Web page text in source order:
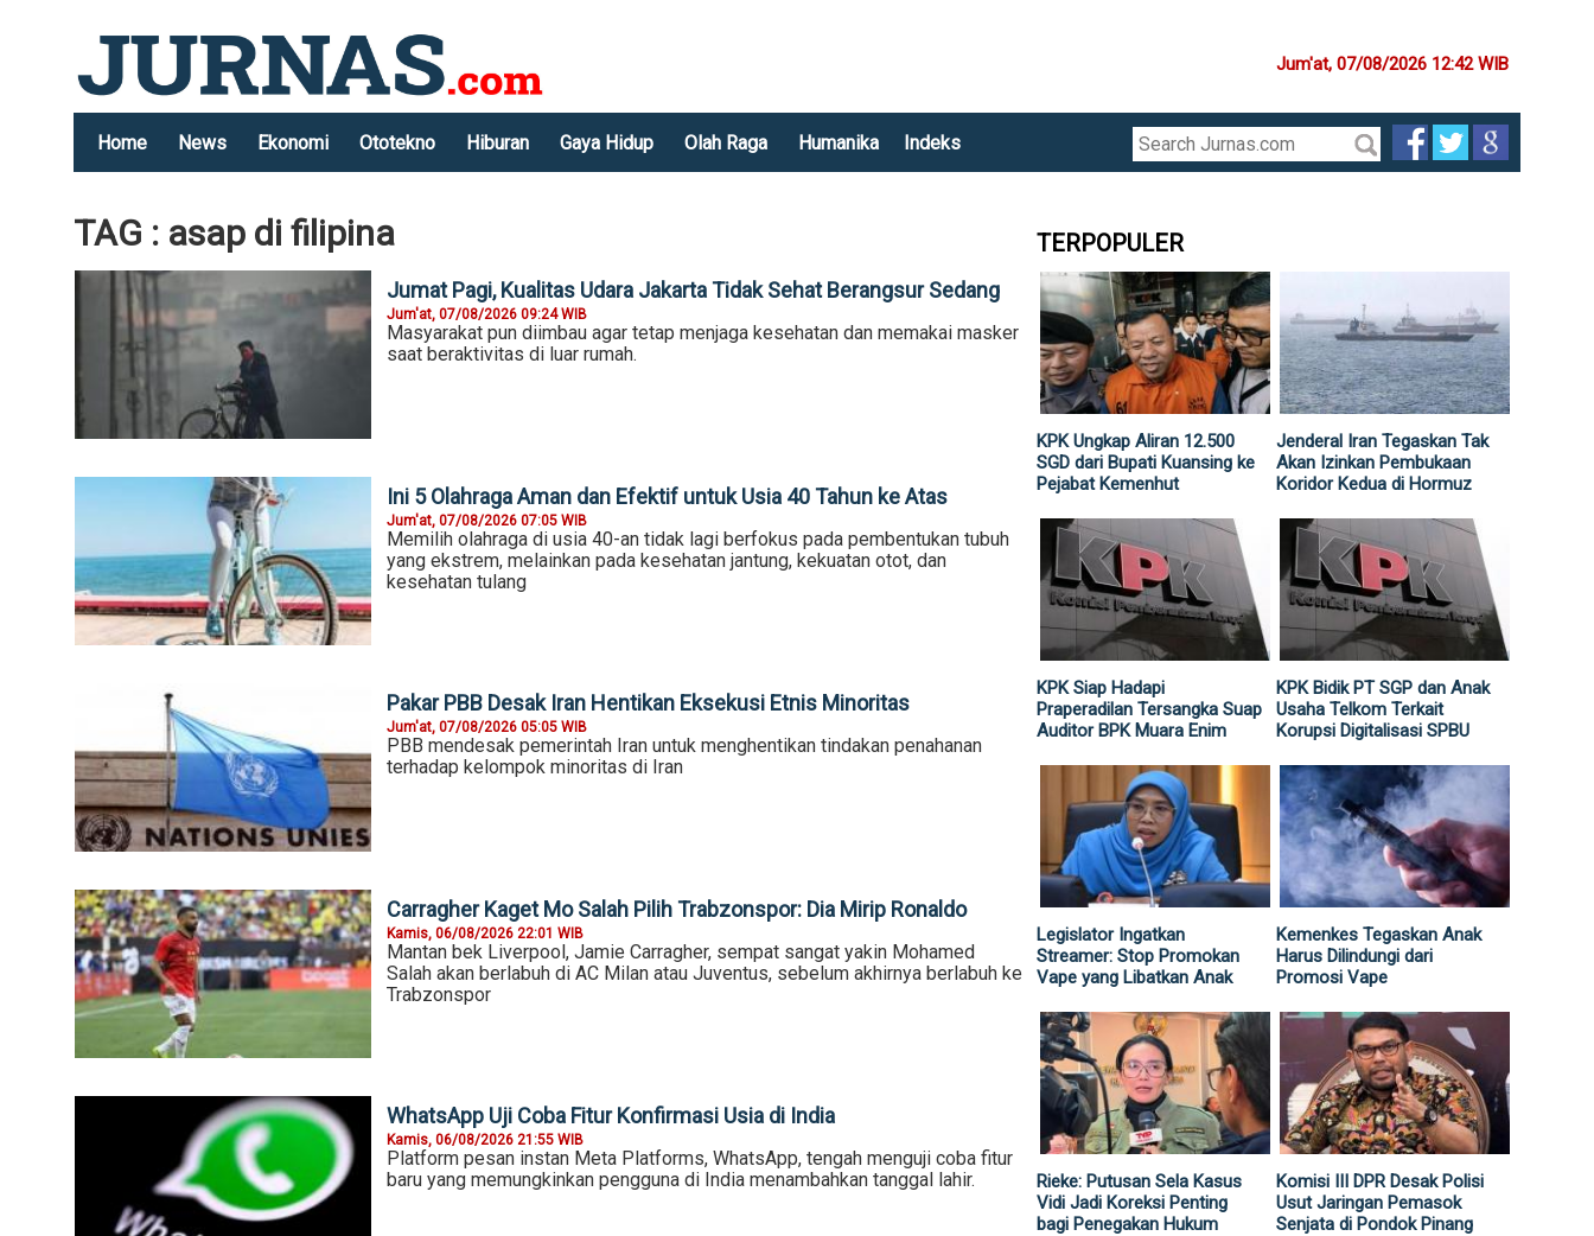
Jum'at, 07/08/2026 12:42 WIB
Home News Ekonomi Ototekno Hiburan Gaya Hidup Olah Raga Humanika Indeks
TAG : asap di filipina
Jumat Pagi, Kualitas Udara Jakarta Tidak Sehat Berangsur Sedang
Jum'at, 07/08/2026 09:24 WIB
Masyarakat pun diimbau agar tetap menjaga kesehatan dan memakai masker
saat beraktivitas di luar rumah.
Ini 5 Olahraga Aman dan Efektif untuk Usia 40 Tahun ke Atas
Jum'at, 07/08/2026 07:05 WIB
Memilih olahraga di usia 40-an tidak lagi berfokus pada pembentukan tubuh
yang ekstrem, melainkan pada kesehatan jantung, kekuatan otot, dan
kesehatan tulang
Pakar PBB Desak Iran Hentikan Eksekusi Etnis Minoritas
Jum'at, 07/08/2026 05:05 WIB
PBB mendesak pemerintah Iran untuk menghentikan tindakan penahanan
terhadap kelompok minoritas di Iran
Carragher Kaget Mo Salah Pilih Trabzonspor: Dia Mirip Ronaldo
Kamis, 06/08/2026 22:01 WIB
Mantan bek Liverpool, Jamie Carragher, sempat sangat yakin Mohamed
Salah akan berlabuh di AC Milan atau Juventus, sebelum akhirnya berlabuh ke
Trabzonspor
WhatsApp Uji Coba Fitur Konfirmasi Usia di India
Kamis, 06/08/2026 21:55 WIB
Platform pesan instan Meta Platforms, WhatsApp, tengah menguji coba fitur
baru yang memungkinkan pengguna di India menambahkan tanggal lahir.
TERPOPULER
KPK Ungkap Aliran 12.500
SGD dari Bupati Kuansing ke
Pejabat Kemenhut
Jenderal Iran Tegaskan Tak
Akan Izinkan Pembukaan
Koridor Kedua di Hormuz
KPK Siap Hadapi
Praperadilan Tersangka Suap
Auditor BPK Muara Enim
KPK Bidik PT SGP dan Anak
Usaha Telkom Terkait
Korupsi Digitalisasi SPBU
Legislator Ingatkan
Streamer: Stop Promokan
Vape yang Libatkan Anak
Kemenkes Tegaskan Anak
Harus Dilindungi dari
Promosi Vape
Rieke: Putusan Sela Kasus
Vidi Jadi Koreksi Penting
bagi Penegakan Hukum
Komisi III DPR Desak Polisi
Usut Jaringan Pemasok
Senjata di Pondok Pinang